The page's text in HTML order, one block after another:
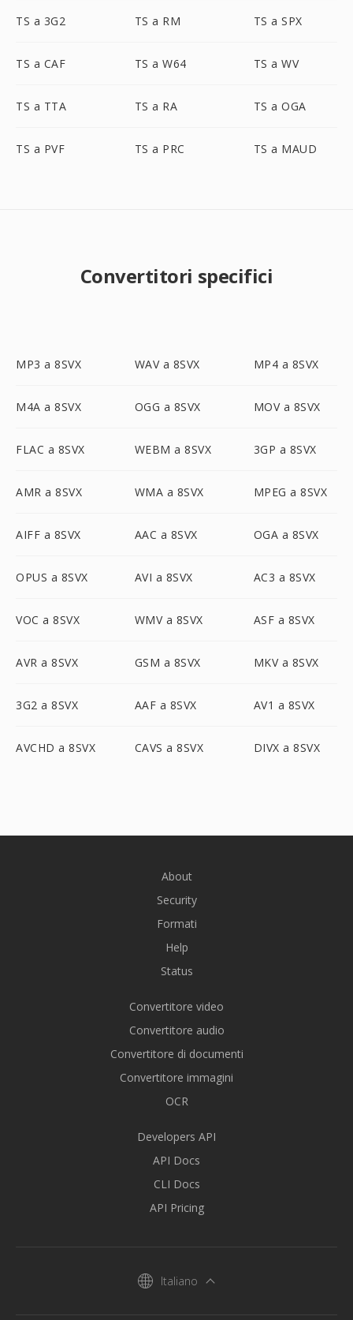
TS a 3G2 TS a RM TS a SPX
TS a CAF TS a W64 TS a WV
TS a TTA TS a RA TS a OGA
TS a PVF TS a PRC TS a MAUD
Convertitori specifici
MP3 a 8SVX WAV a 8SVX MP4 a 8SVX
M4A a 8SVX OGG a 8SVX MOV a 8SVX
FLAC a 8SVX WEBM a 8SVX 3GP a 8SVX
AMR a 8SVX WMA a 8SVX MPEG a 8SVX
AIFF a 8SVX AAC a 8SVX OGA a 8SVX
OPUS a 8SVX AVI a 8SVX AC3 a 8SVX
VOC a 8SVX WMV a 8SVX ASF a 8SVX
AVR a 8SVX GSM a 8SVX MKV a 8SVX
3G2 a 8SVX AAF a 8SVX AV1 a 8SVX
AVCHD a 8SVX CAVS a 8SVX DIVX a 8SVX
About
Security
Formati
Help
Status
Convertitore video
Convertitore audio
Convertitore di documenti
Convertitore immagini
OCR
Developers API
API Docs
CLI Docs
API Pricing
Italiano